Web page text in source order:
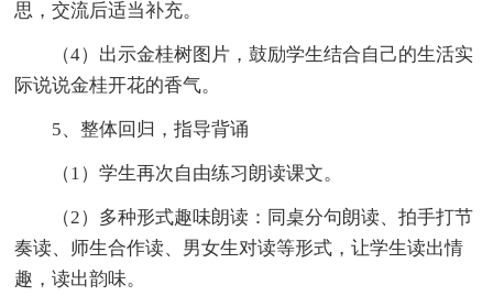
思，交流后适当补充。
（4）出示金桂树图片，鼓励学生结合自己的生活实
际说说金桂开花的香气。
5、整体回归，指导背诵
（1）学生再次自由练习朗读课文。
（2）多种形式趣味朗读：同桌分句朗读、拍手打节
奏读、师生合作读、男女生对读等形式，让学生读出情
趣，读出韵味。